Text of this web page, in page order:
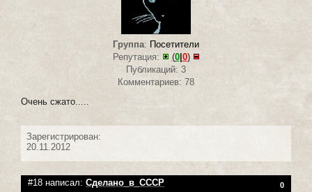
Группа: Посетители
Репутация:
(0| 0)
Публикаций: 3
Комментариев: 78
Очень сжато.....
Зарегистрирован:
20.11.2012
#18 написал: Сделано_в_СССР 0